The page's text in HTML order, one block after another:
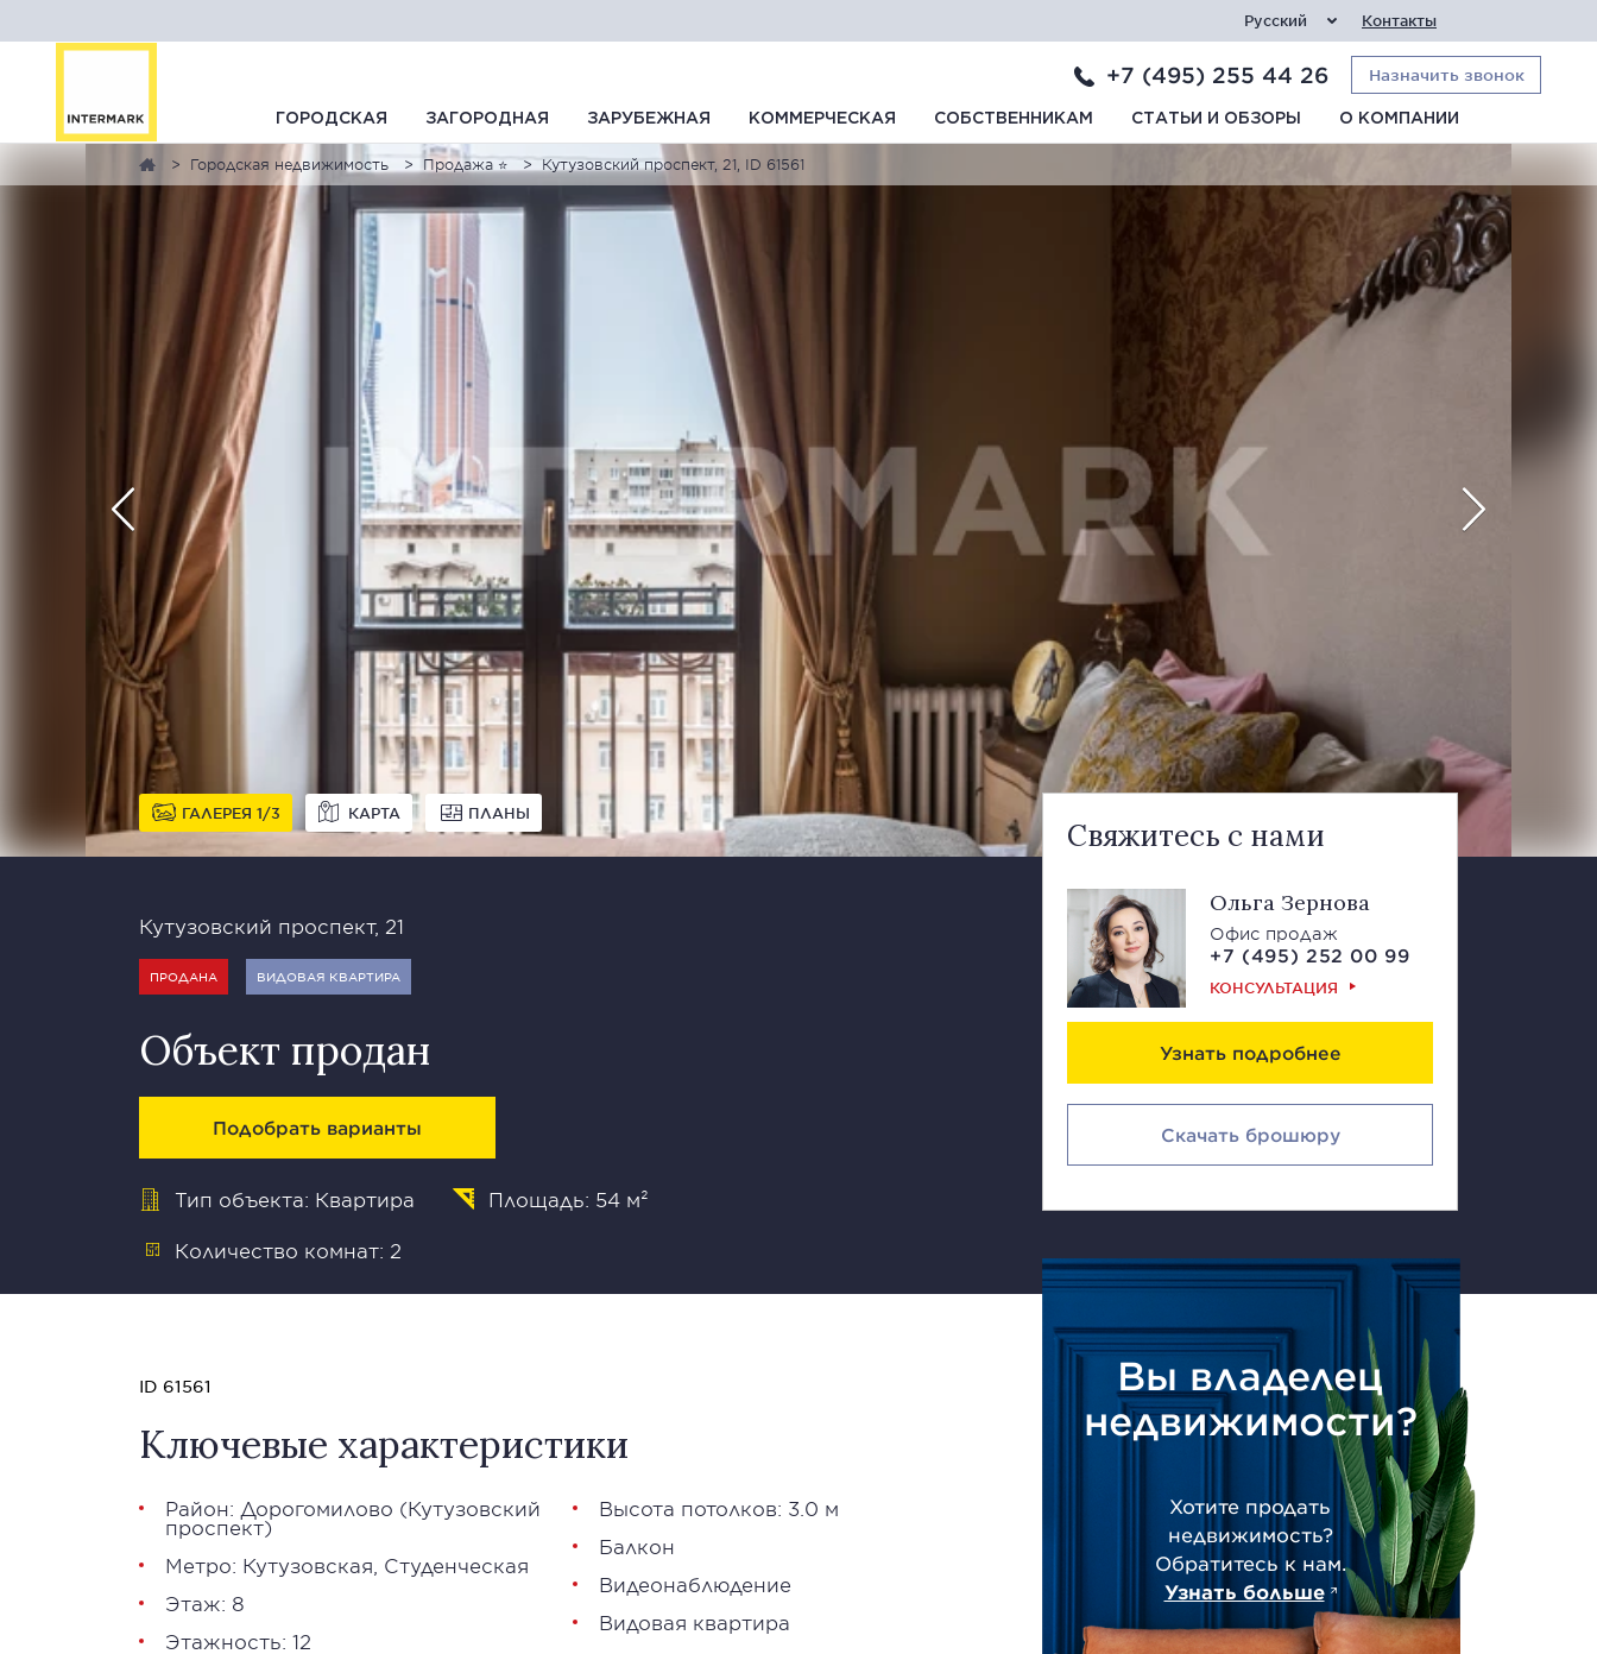
Русский Контакты
+7 (495) 255 44 26 Назначить звонок
ГОРОДСКАЯ ЗАГОРОДНАЯ ЗАРУБЕЖНАЯ КОММЕРЧЕСКАЯ СОБСТВЕННИКАМ СТАТЬИ И ОБЗОРЫ О КОМПАНИИ
Городская недвижимость Продажа ⭐ Кутузовский проспект, 21, ID 61561
ГАЛЕРЕЯ 1 3 КАРТА ПЛАНЫ
Кутузовский проспект, 21
ПРОДАНА ВИДОВАЯ КВАРТИРА
Объект продан
Подобрать варианты
Тип объекта: Квартира Площадь: 54 м²
Количество комнат: 2
Свяжитесь с нами
Ольга Зернова
Офис продаж
+7 (495) 252 00 99
КОНСУЛЬТАЦИЯ
Узнать подробнее
Скачать брошюру
Вы владелец
недвижимости?
Хотите продать
недвижимость?
Обратитесь к нам.
Узнать больше
ID 61561
Ключевые характеристики
Район: Дорогомилово (Кутузовский
проспект)
Метро: Кутузовская Студенческая
Этаж: 8
Этажность: 12
Высота потолков: 3.0 м
Балкон
Видеонаблюдение
Видовая квартира